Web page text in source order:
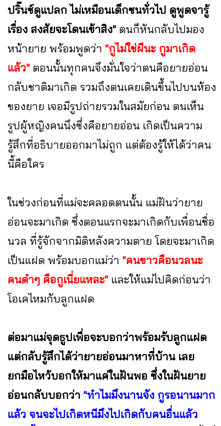
ปริ๊นซ์ดูแปลก ไม่เหมือนเด็กซนทั่วไป ดูพูดจารู้
เรื่อง สงสัยจะโดนเข้าสิง" ตนก็หันกลับไปมอง
หน้ายาย พร้อมพูดว่า "กูไม่ใช่ผีนะ กูมาเกิด
แล้ว" ตอนนั้นทุกคนจึงมั่นใจว่าตนคือยายอ่อน
กลับชาติมาเกิด รวมถึงตนเคยเดินขึ้นไปบนห้อง
ของยาย เจอมีรูปถ่ายรวมในสมัยก่อน ตนเห็น
รูปผู้หญิงคนนึงซึ่งคือยายอ่อน เกิดเป็นความ
รู้สึกที่อธิบายออกมาไม่ถูก แต่ต้องรู้ให้ได้ว่าคน
นี้คือใคร
ในช่วงก่อนที่แม่จะคลอดตนนั้น แม่ฝันว่ายาย
อ่อนจะมาเกิด ซึ่งตอนแรกจะมาเกิดกับเพื่อนชื่อ
นวล ที่รู้จักจากมิติหลังความตาย โดยจะมาเกิด
เป็นแฝด พร้อมบอกแม่ว่า "คนขาวคือนวลนะ
คนดำๆ คือกูเนี่ยแหละ" และให้แม่ไปคิดก่อนว่า
โอเคไหมกับลูกแฝด
ต่อมาแม่จุดธูปเพื่อจะบอกว่าพร้อมรับลูกแฝด
แต่กลับรู้สึกได้ว่ายายอ่อนมาหาที่บ้าน เลย
ยกมือไหว้บอกให้มาแค่ในฝันพอ ซึ่งในฝันยาย
อ่อนกลับบอกว่า "ทำไมมึงนานจัง กูรอนานมาก
แล้ว จนจะไปเกิดหนีมึงไปเกิดกับคนอื่นแล้ว